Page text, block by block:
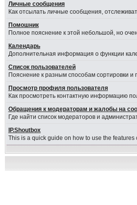
Личные сообщения
Как отсылать личные сообщения,
Помошник
Полное пояснение к этой небольшой, но
Календарь
Дополнительная информация о функции
Список пользователей
Пояснение к разным способам сортировки
Просмотр профиля пользователя
Как просмотреть контактную информацию
Обращения к модераторам и жалобы на
Где найти список модераторов и
IP.Shoutbox
This is a quick guide on how to use the features